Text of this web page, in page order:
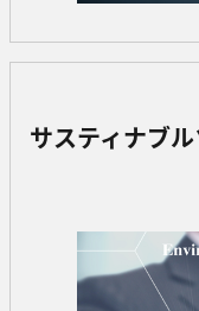
サスティナブ